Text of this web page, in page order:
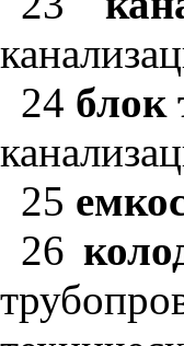
24 блок
25
26